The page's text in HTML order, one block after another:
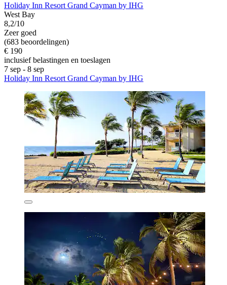
Holiday Inn Resort Grand Cayman by IHG
West Bay
8,2/10
Zeer goed
(683 beoordelingen)
€ 190
inclusief belastingen en toeslagen
7 sep - 8 sep
Holiday Inn Resort Grand Cayman by IHG